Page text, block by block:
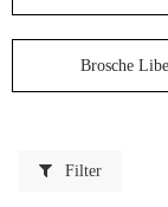
Brosche
Filter